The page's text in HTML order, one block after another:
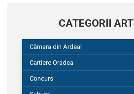
CATEGORII
Cămara din Ardeal
Cartiere Oradea
Concurs